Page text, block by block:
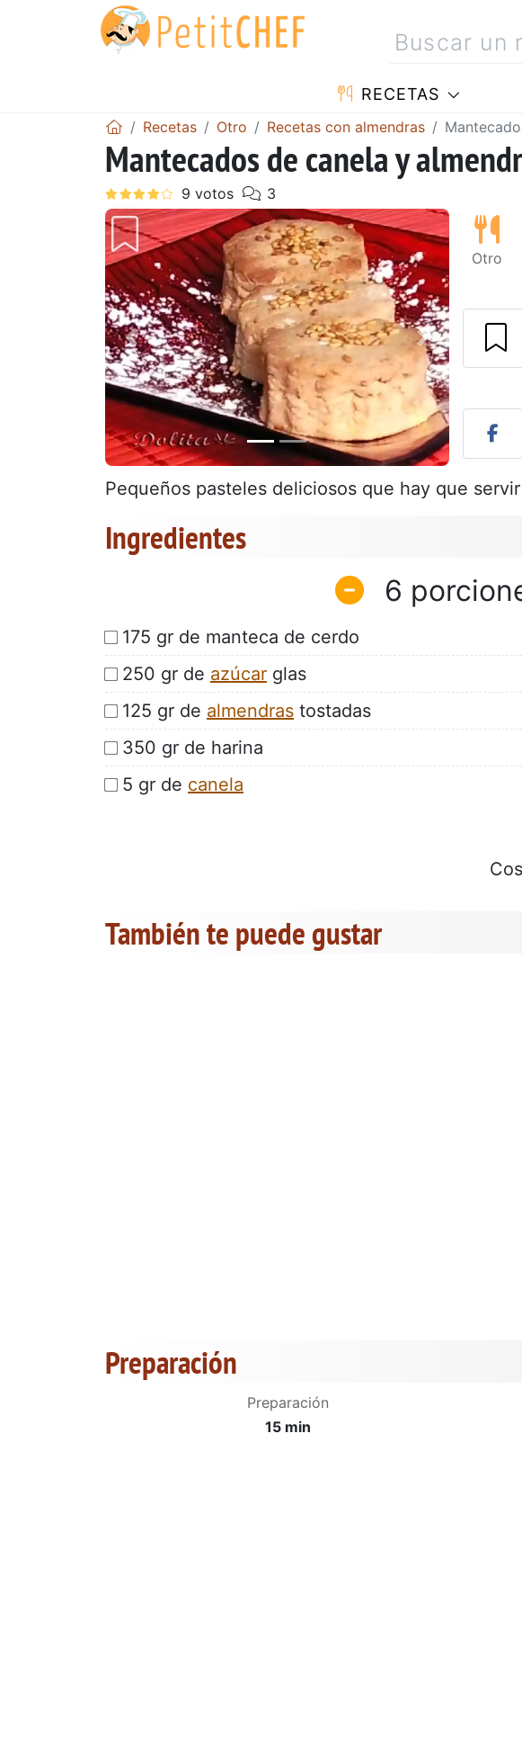
RECETAS
Recetas Otro Recetas con almendras
Mantecados de canela y
Anterior Siguiente
Otro
Pequeños pasteles deliciosos que hay que
Ingredientes
6
175 gr de manteca de cerdo
250 gr de azúcar glas
125 gr de almendras tostadas
350 gr de harina
5 gr de canela
También te puede gustar
Preparación
Preparación
15 min